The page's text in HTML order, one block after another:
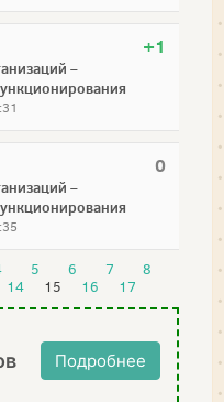
+1
–
0
–
5 6 7
8
14 15 16 17
Подробнее